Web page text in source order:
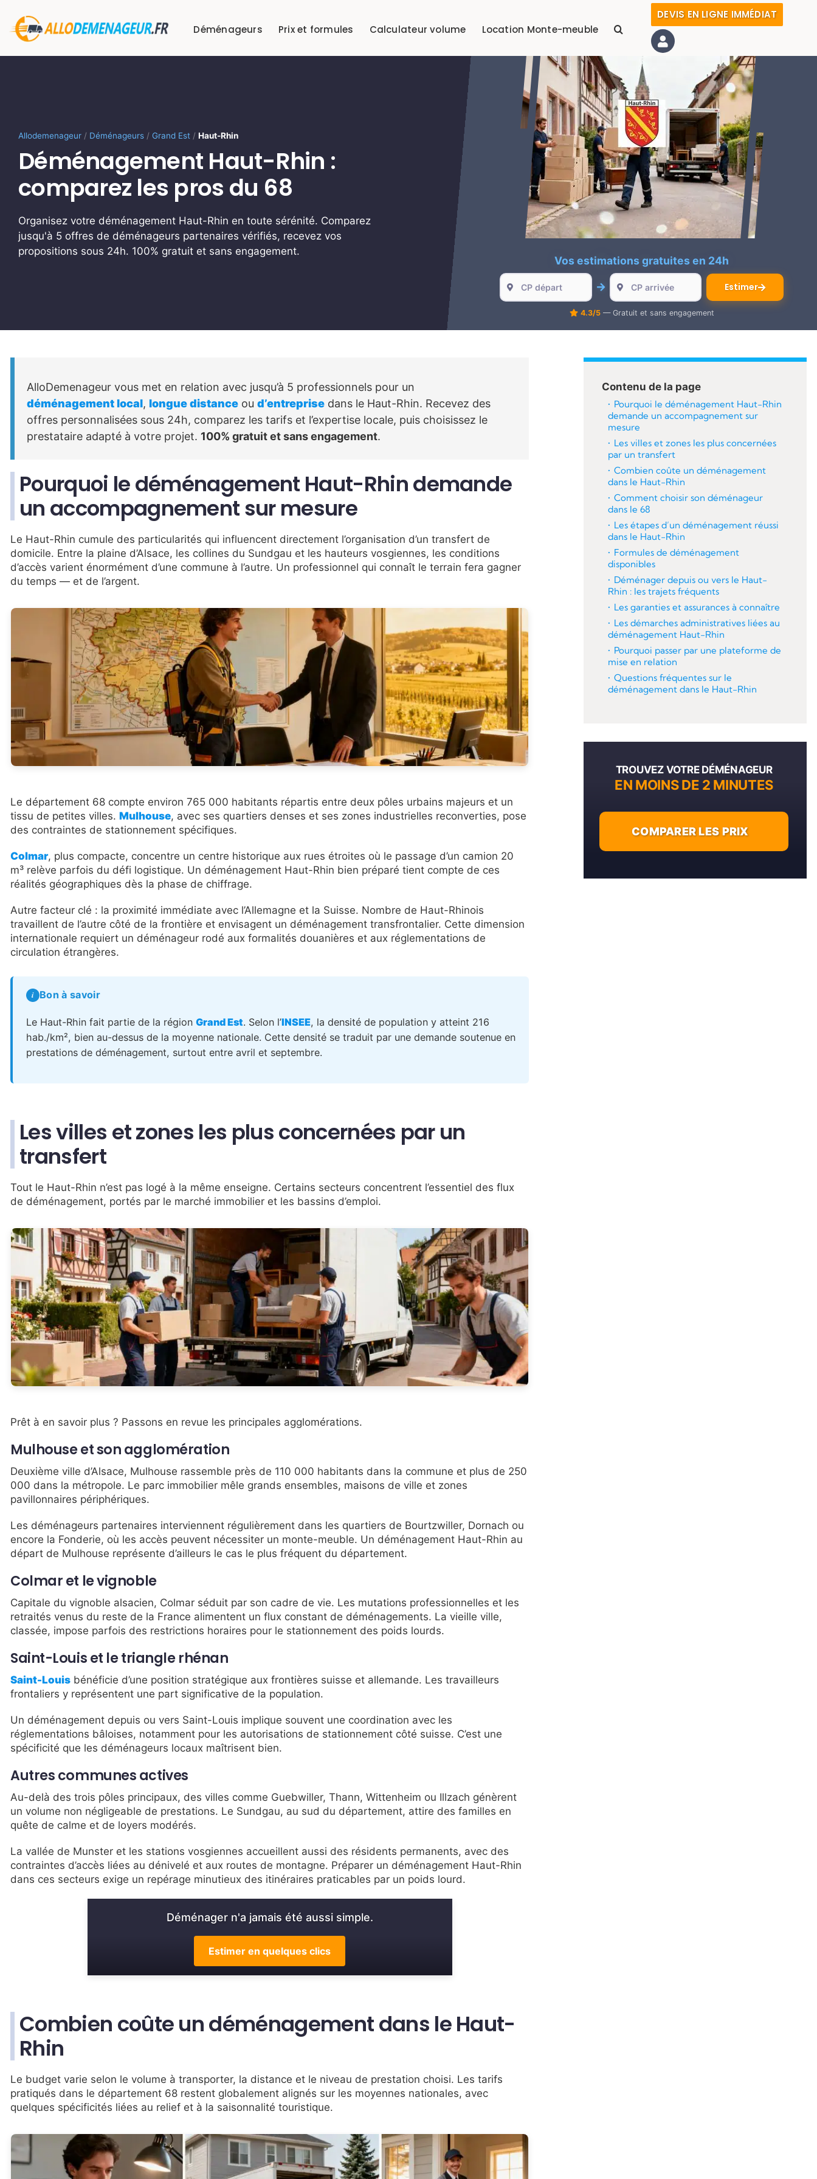
contenu
Déménageurs Prix et formules Calculateur volume Location Monte-meuble
DEVIS EN LIGNE IMMÉDIAT
Allodemenageur / Déménageurs / Grand Est / Haut-Rhin
Déménagement Haut-Rhin :
comparez les pros du 68
Organisez votre déménagement Haut-Rhin en toute sérénité. Comparez
jusqu'à 5 offres de déménageurs partenaires vérifiés, recevez vos
propositions sous 24h. 100% gratuit et sans engagement.
Vos estimations gratuites en 24h
Estimer
4.3/5— Gratuit et sans engagement
AlloDemenageur vous met en relation avec jusqu’à 5 professionnels pour un
déménagement local, longue distance ou d’entreprise dans le Haut-Rhin. Recevez des
offres personnalisées sous 24h, comparez les tarifs et l’expertise locale, puis choisissez le
prestataire adapté à votre projet. 100% gratuit et sans engagement.
Pourquoi le déménagement Haut-Rhin demande
un accompagnement sur mesure
Le Haut-Rhin cumule des particularités qui influencent directement l’organisation d’un transfert de
domicile. Entre la plaine d’Alsace, les collines du Sundgau et les hauteurs vosgiennes, les conditions
d’accès varient énormément d’une commune à l’autre. Un professionnel qui connaît le terrain fera gagner
du temps — et de l’argent.
Le département 68 compte environ 765 000 habitants répartis entre deux pôles urbains majeurs et un
tissu de petites villes. Mulhouse, avec ses quartiers denses et ses zones industrielles reconverties, pose
des contraintes de stationnement spécifiques.
Colmar, plus compacte, concentre un centre historique aux rues étroites où le passage d’un camion 20
m³ relève parfois du défi logistique. Un déménagement Haut-Rhin bien préparé tient compte de ces
réalités géographiques dès la phase de chiffrage.
Autre facteur clé : la proximité immédiate avec l’Allemagne et la Suisse. Nombre de Haut-Rhinois
travaillent de l’autre côté de la frontière et envisagent un déménagement transfrontalier. Cette dimension
internationale requiert un déménageur rodé aux formalités douanières et aux réglementations de
circulation étrangères.
Bon à savoir
Le Haut-Rhin fait partie de la région Grand Est. Selon l’INSEE, la densité de population y atteint 216
hab./km², bien au-dessus de la moyenne nationale. Cette densité se traduit par une demande soutenue en
prestations de déménagement, surtout entre avril et septembre.
Les villes et zones les plus concernées par un
transfert
Tout le Haut-Rhin n’est pas logé à la même enseigne. Certains secteurs concentrent l’essentiel des flux
de déménagement, portés par le marché immobilier et les bassins d’emploi.
Prêt à en savoir plus ? Passons en revue les principales agglomérations.
Mulhouse et son agglomération
Deuxième ville d’Alsace, Mulhouse rassemble près de 110 000 habitants dans la commune et plus de 250
000 dans la métropole. Le parc immobilier mêle grands ensembles, maisons de ville et zones
pavillonnaires périphériques.
Les déménageurs partenaires interviennent régulièrement dans les quartiers de Bourtzwiller, Dornach ou
encore la Fonderie, où les accès peuvent nécessiter un monte-meuble. Un déménagement Haut-Rhin au
départ de Mulhouse représente d’ailleurs le cas le plus fréquent du département.
Colmar et le vignoble
Capitale du vignoble alsacien, Colmar séduit par son cadre de vie. Les mutations professionnelles et les
retraités venus du reste de la France alimentent un flux constant de déménagements. La vieille ville,
classée, impose parfois des restrictions horaires pour le stationnement des poids lourds.
Saint-Louis et le triangle rhénan
Saint-Louis bénéficie d’une position stratégique aux frontières suisse et allemande. Les travailleurs
frontaliers y représentent une part significative de la population.
Un déménagement depuis ou vers Saint-Louis implique souvent une coordination avec les
réglementations bâloises, notamment pour les autorisations de stationnement côté suisse. C’est une
spécificité que les déménageurs locaux maîtrisent bien.
Autres communes actives
Au-delà des trois pôles principaux, des villes comme Guebwiller, Thann, Wittenheim ou Illzach génèrent
un volume non négligeable de prestations. Le Sundgau, au sud du département, attire des familles en
quête de calme et de loyers modérés.
La vallée de Munster et les stations vosgiennes accueillent aussi des résidents permanents, avec des
contraintes d’accès liées au dénivelé et aux routes de montagne. Préparer un déménagement Haut-Rhin
dans ces secteurs exige un repérage minutieux des itinéraires praticables par un poids lourd.
Déménager n'a jamais été aussi simple.
Estimer en quelques clics
Combien coûte un déménagement dans le Haut-
Rhin
Le budget varie selon le volume à transporter, la distance et le niveau de prestation choisi. Les tarifs
pratiqués dans le département 68 restent globalement alignés sur les moyennes nationales, avec
quelques spécificités liées au relief et à la saisonnalité touristique.
Contenu de la page
Pourquoi le déménagement Haut-Rhin
demande un accompagnement sur
mesure
Les villes et zones les plus concernées
par un transfert
Combien coûte un déménagement
dans le Haut-Rhin
Comment choisir son déménageur
dans le 68
Les étapes d’un déménagement réussi
dans le Haut-Rhin
Formules de déménagement
disponibles
Déménager depuis ou vers le Haut-
Rhin : les trajets fréquents
Les garanties et assurances à connaître
Les démarches administratives liées au
déménagement Haut-Rhin
Pourquoi passer par une plateforme de
mise en relation
Questions fréquentes sur le
déménagement dans le Haut-Rhin
TROUVEZ VOTRE DÉMÉNAGEUR
EN MOINS DE 2 MINUTES
COMPARER LES PRIX